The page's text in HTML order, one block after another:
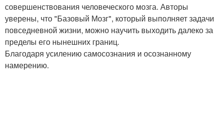
совершенствования человеческого мозга. Авторы
уверены, что "Базовый Мозг", который выполняет задачи
повседневной жизни, можно научить выходить далеко за
пределы его нынешних границ.
Благодаря усилению самосознания и осознанному
намерению.